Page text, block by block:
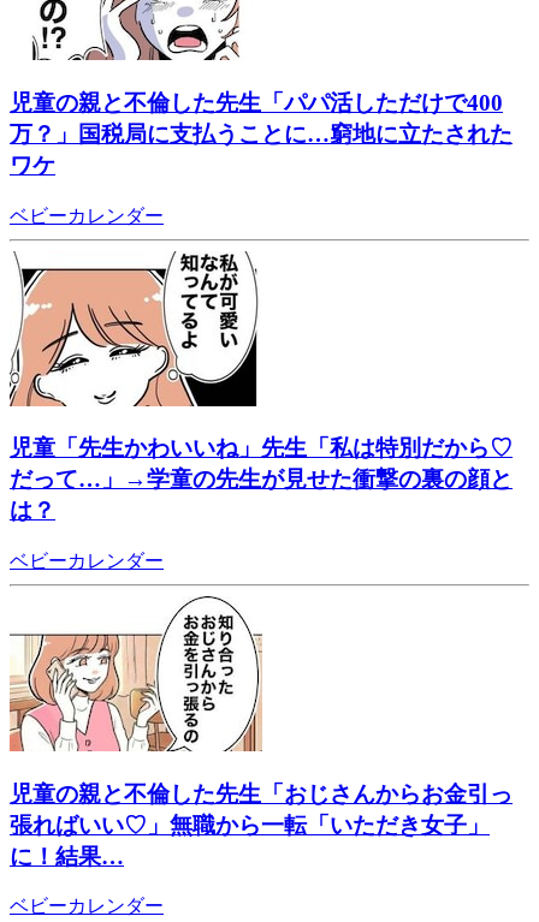
児童の親と不倫した先生「パパ活しただけで400
万？」国税局に支払うことに…窮地に立たされた
ワケ
ベビーカレンダー
児童「先生かわいいね」先生「私は特別だから♡
だって…」→学童の先生が見せた衝撃の裏の顔と
は？
ベビーカレンダー
児童の親と不倫した先生「おじさんからお金引っ
張ればいい♡」無職から一転「いただき女子」
に！結果…
ベビーカレンダー